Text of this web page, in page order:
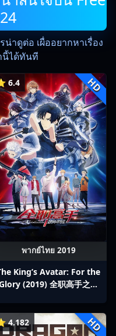
น่าดูต่อ เผื่ออยากหาเรื่อง
นี้ได้ทันที
6.4 HD
พากย์ไทย 2019
King’s Avatar: For the
(2019) 全职高手之巅
4.182 HD